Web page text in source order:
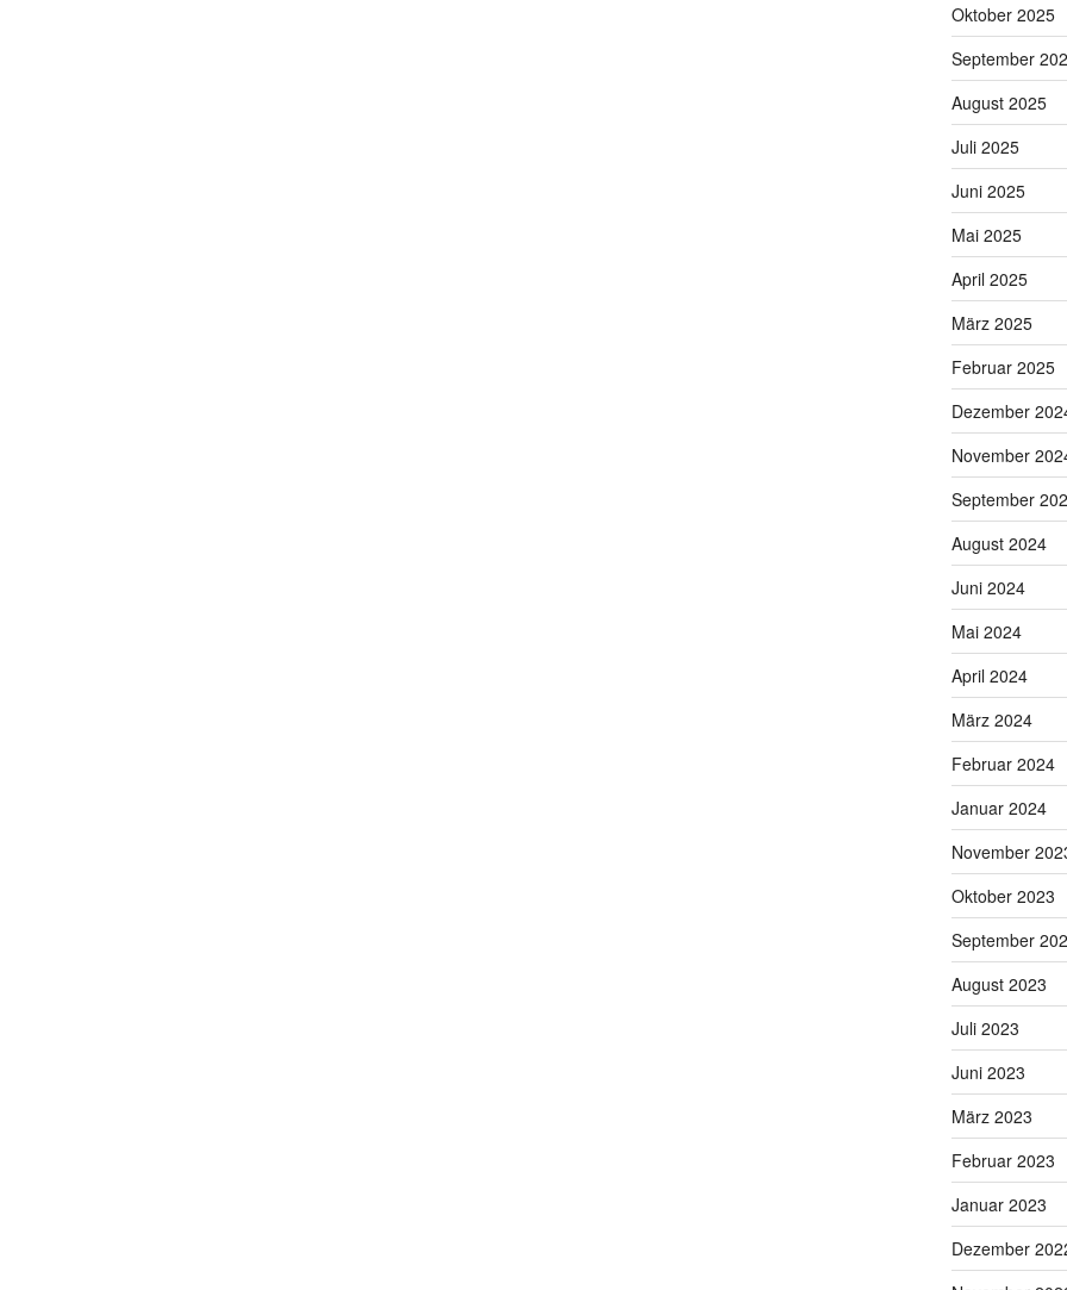
Oktober 2025
September
August 2025
Juli 2025
Juni 2025
Mai 2025
April 2025
März 2025
Februar 2025
Dezember
November
September
August 2024
Juni 2024
Mai 2024
April 2024
März 2024
Februar 2024
Januar 2024
November
Oktober 2023
September
August 2023
Juli 2023
Juni 2023
März 2023
Februar 2023
Januar 2023
Dezember